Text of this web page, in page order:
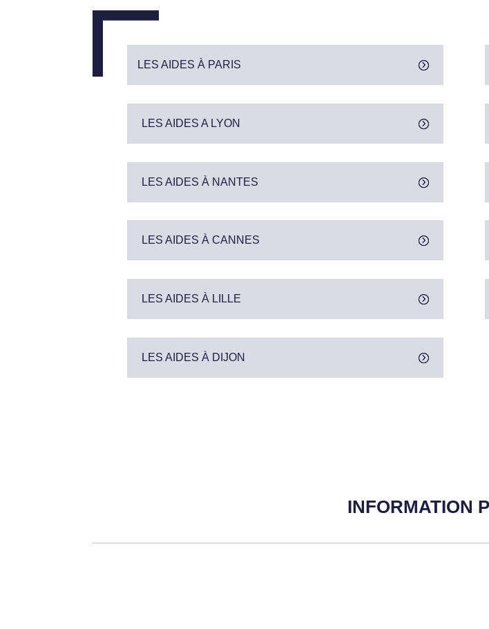
LES AIDES À PARIS
LES AIDES A LYON
LES AIDES À NANTES
LES AIDES À CANNES
LES AIDES À LILLE
LES AIDES À DIJON
INFORMATION